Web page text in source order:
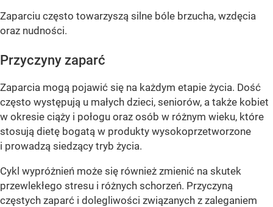
Zaparciu często towarzyszą silne bóle brzucha, wzdęcia
oraz nudności.
Przyczyny zaparć
Zaparcia mogą pojawić się na każdym etapie życia. Dość
często występują u małych dzieci, seniorów, a także kobiet
w okresie ciąży i połogu oraz osób w różnym wieku, które
stosują dietę bogatą w produkty wysokoprzetworzone
i prowadzą siedzący tryb życia.
Cykl wypróżnień może się również zmienić na skutek
przewlekłego stresu i różnych schorzeń. Przyczyną
częstych zaparć i dolegliwości związanych z zaleganiem